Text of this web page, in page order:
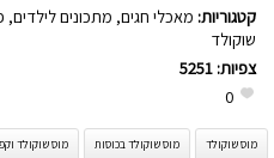
קטגוריות: מאכלי חגים, מתכונים לילדים,
שוקולד
צפיות: 5251
0
מוס שוקולד מוס שוקולד בכוסות מוס שוקולד